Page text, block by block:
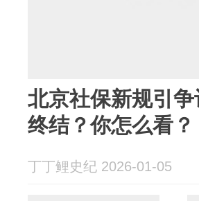
北京社保新规引
终结？你怎么看？
丁丁鲤史纪 2026-01-05